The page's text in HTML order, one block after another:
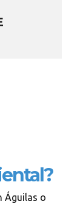
Águilas o